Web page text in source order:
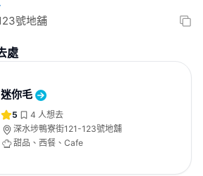
號地舖
處
迷你毛
5 4 人想去
深水埗鴨寮街121-123號地舖
甜品、西餐、Cafe